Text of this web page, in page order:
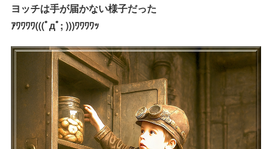
ヨッチは手が届かない様子だった
ｱﾜﾜﾜﾜ(((ﾟдﾟ; )))ﾜﾜﾜﾜｯ